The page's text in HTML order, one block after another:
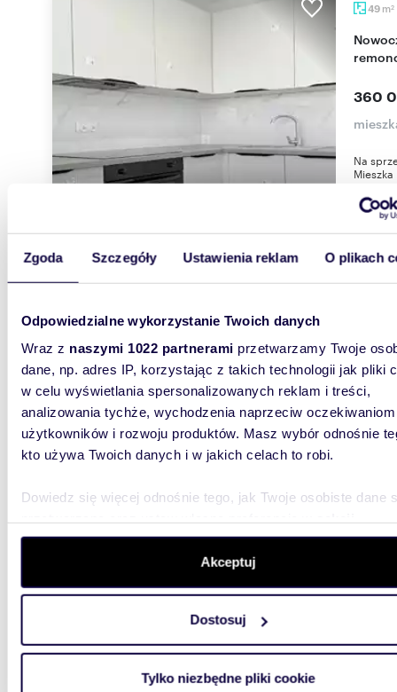
Zgoda Szczegóły Ustawienia reklam O plikach
Odpowiedzialne wykorzystanie Twoich danych
Wraz z naszymi 1022 partnerami przetwarzamy Twoje
dane, np. adres IP, korzystając z takich technologii jak pliki
w celu wyświetlania spersonalizowanych reklam i treści,
analizowania tychże, wychodzenia naprzeciw oczekiwaniom
użytkowników i rozwoju produktów. Masz wybór odnośnie
kto używa Twoich danych i w jakich celach to robi.
Dowiedz się więcej odnośnie tego, jak Twoje osobiste dane
szczegółów. W Deklaracji plików cookie możesz zmienić
wycofać swoją zgodę w dowolnej chwili.
aby oferować funkcje społecznościowe i analizować ruch w
witrynie. Informacje o tym, jak korzystasz z naszej witryny,
analitycznym. Partnerzy mogą połączyć te informacje z
Akceptuj
Dostosuj
Tylko niezbędne pliki cookie
49 m2
Nowoczesne 3-pokojowe mieszkanie po
360
Na
Komfortowe 3-pokojowe mieszkanie 69 m2 -
630
nowym
42,50